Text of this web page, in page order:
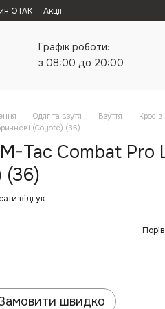
ОТАК Акції
Графік роботи:
з 08:00 до 20:00
Одяг та взутя Взуття
(Coyote) (36)
Tac Combat Pro
(36)
відгук
швидко